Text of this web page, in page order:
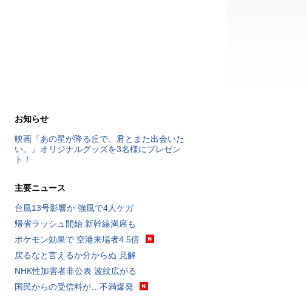
お知らせ
映画『あの星が降る丘で、君とまた出会いた
い。』オリジナルグッズを3名様にプレゼン
ト！
主要ニュース
台風13号影響か 強風で4人ケガ
帰省ラッシュ開始 新幹線満席も
ポケモン効果で 空港来場者4.5倍
戻るなと言えるか分からぬ 見解
NHK性加害者非公表 波紋広がる
国民からの受信料が…不満爆発